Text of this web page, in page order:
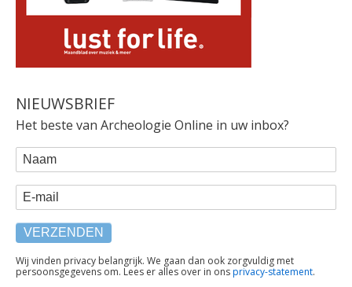
NIEUWSBRIEF
Het beste van Archeologie Online in uw inbox?
WEBFORM
Naam
E-mail
TEKST
ONDER
Wij vinden privacy belangrijk. We gaan dan ook zorgvuldig met
persoonsgegevens om. Lees er alles over in onsprivacy-statement.